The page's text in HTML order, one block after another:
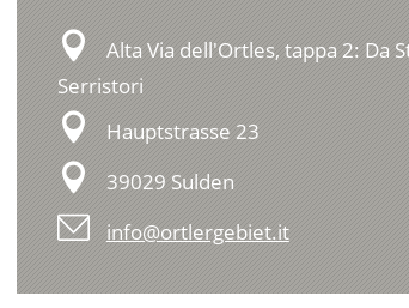
Alta Via dell'Ortles, tappa 2: Da
Serristori
Hauptstrasse 23
39029 Sulden
info@ortlergebiet.it